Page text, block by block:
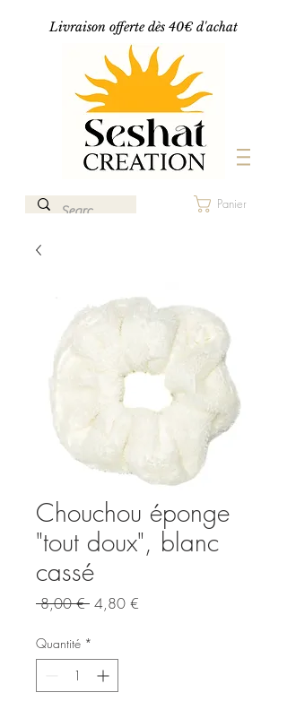
Livraison offerte dès 40€ d'achat
Panier
Chouchou éponge
"tout doux", blanc
cassé
8,00 € Prix
4,80 €
Quantité *